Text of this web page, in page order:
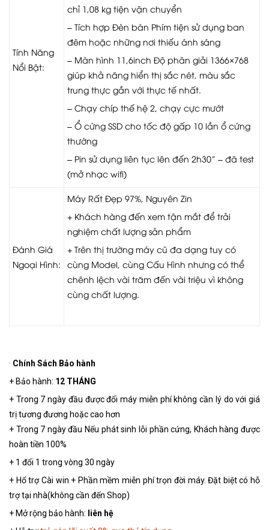
Tính Năng
Nổi Bật:
chỉ 1,08 kg tiện vận chuyển
– Tích hợp Đèn bàn Phím tiện sử dụng ban
đêm hoặc những nơi thiếu ánh sáng
– Màn hình 11,6inch Độ phân giải 1366×768
giúp khả năng hiển thị sắc nét, màu sắc
trung thực gần với thực tế nhất.
– Chạy chíp thế hệ 2, chạy cực mướt
– Ổ cứng SSD cho tốc độ gấp 10 lần ổ cứng
thường
– Pin sử dụng liên tục lên đến 2h30” – đã test
(mở nhạc wifi)
Đánh Giá
Ngoại Hình:
Máy Rất Đẹp 97%, Nguyên Zin
+ Khách hàng đến xem tận mắt để trải
nghiệm chất lượng sản phẩm
+ Trên thị trường máy cũ đa dạng tuy có
cùng Model, cùng Cấu Hình nhưng có thể
chênh lệch vài trăm đến vài triệu vì không
cùng chất lượng.
· Chính Sách Bảo hành
+ Bảo hành: 12 THÁNG
+ Trong 7 ngày đầu được đổi máy miễn phí không cần lý do với giá
trị tương đương hoặc cao hơn
+ Trong 7 ngày đầu Nếu phát sinh lỗi phần cứng, Khách hàng được
hoàn tiền 100%
+ 1 đổi 1 trong vòng 30 ngày
+ Hổ trợ Cài win + Phần mềm miễn phí trọn đời máy. Đặt biệt có hỗ
trợ tại nhà(không cần đến Shop)
+ Mở rộng bảo hành: liên hệ